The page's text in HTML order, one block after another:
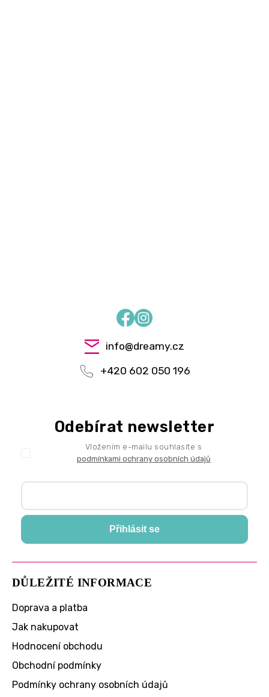
FacebookInstagram
info@dreamy.cz
+420 602 050 196
DŮLEŽITÉ INFORMACE
Doprava a platba
Jak nakupovat
Hodnocení obchodu
Obchodní podmínky
Podmínky ochrany osobních údajů
Odebírat newsletter
Vložením e-mailu souhlasíte s
podmínkami ochrany osobních údajů
Přihlásit se